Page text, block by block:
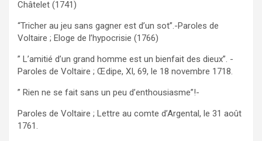
Châtelet (1741)
“Tricher au jeu sans gagner est d’un sot”.-Paroles de
Voltaire ; Eloge de l’hypocrisie (1766)
” L’amitié d’un grand homme est un bienfait des dieux”. -
Paroles de Voltaire ; Œdipe, XI, 69, le 18 novembre 1718.
” Rien ne se fait sans un peu d’enthousiasme”!-
Paroles de Voltaire ; Lettre au comte d’Argental, le 31 août
1761.